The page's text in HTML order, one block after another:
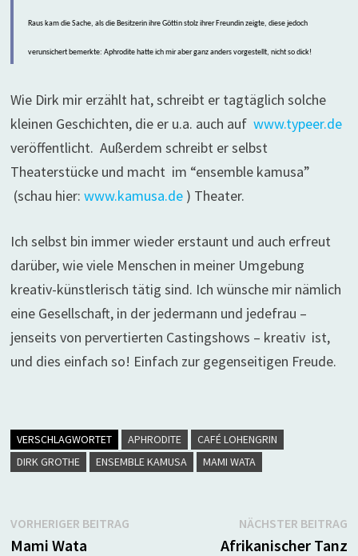
Raus kam die Sache, als die Besitzerin ihre Göttin stolz ihrer Freundin zeigte, diese jedoch
verunsichert bemerkte: Aphrodite hatte ich mir aber ganz anders vorgestellt, nicht so dick!
Wie Dirk mir erzählt hat, schreibt er tagtäglich solche
kleinen Geschichten, die er u.a. auch auf www.typeer.de
veröffentlicht. Außerdem schreibt er selbst
Theaterstücke und macht im “ensemble kamusa”
(schau hier: www.kamusa.de) Theater.
Ich selbst bin immer wieder erstaunt und auch erfreut
darüber, wie viele Menschen in meiner Umgebung
kreativ-künstlerisch tätig sind. Ich wünsche mir nämlich
eine Gesellschaft, in der jedermann und jedefrau –
jenseits von pervertierten Castingshows – kreativ ist,
und dies einfach so! Einfach zur gegenseitigen Freude.
VERSCHLAGWORTET APHRODITE
CAFÉ LOHENGRIN
DIRK GROTHE
ENSEMBLE KAMUSA MAMI WATA
Beitragsnavigation
VORHERIGER BEITRAGVorheriger
Mami Wata
NÄCHSTER BEITRAG
Afrikanischer Tanz